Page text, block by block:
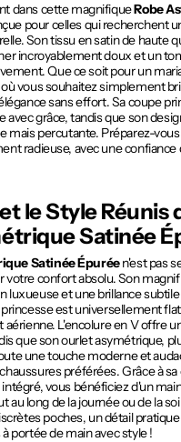
dans cette magnifiqueRobe
pour celles qui recherchent
Son tissu en satin de haute
incroyablement doux et un
Que ce soit pour un
vous souhaitez simplement
sans effort. Sa coupe
avec grâce, tandis que son
mais percutante. Préparez-
radieuse, avec une confiance
le Style Réunis
Satinée
Satinée Épuréen'est pas
votre confort absolu. Son
luxueuse et une brillance
est universellement
L'encolure en V offre
que son ourlet asymétrique,
une touche moderne et
préférées. Grâce à
vous bénéficiez d'un
au long de la journée ou de la
poches, un détail
portée de main avec style !